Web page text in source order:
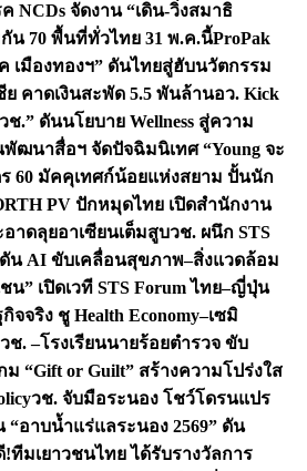
NCDs จัดงาน “เดิน-วิ่งสมาธิ
น 70 พื้นที่ทั่วไทย 31 พ.ค.นี้ProPak
เมืองทองฯ” ดันไทยสู่ฮับนวัตกรรม
คาดเงินสะพัด 5.5 พันล้านอว. Kick
ช.” ดันนโยบาย Wellness สู่ความ
ฒนาสื่อฯ จัดปัจฉิมนิเทศ “Young จะ
60 มัคคุเทศก์น้อยแห่งสยาม ปั้นนัก
PV ปักหมุดไทย เปิดสำนักงาน
าดลุยอาเซียนเต็มสูบวช. ผนึก STS
น AI ขับเคลื่อนสุขภาพ–สิ่งแวดล้อม
ชน” เปิดเวที STS Forum ไทย–ญี่ปุ่น
จจริง ชู Health Economy–เซมิ
วช. –โรงเรียนนายร้อยตำรวจ ขับ
“Gift or Guilt” สร้างความโปร่งใส
วช. จับมือระนอง โชว์โดรนแปร
อาบน้ำแร่แลระนอง 2569” ดัน
!ทีมเยาวชนไทย ได้รับรางวัลการ